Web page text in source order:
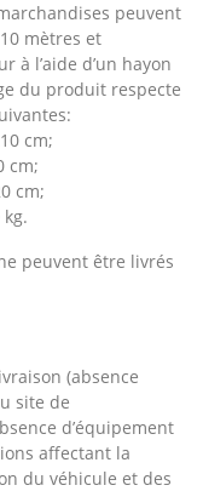
peuvent
mètres et
à l’aide d’un hayon
du produit respecte
cm;
cm;
cm;
peuvent être livrés
(absence
site de
d’équipement
affectant la
du véhicule et des